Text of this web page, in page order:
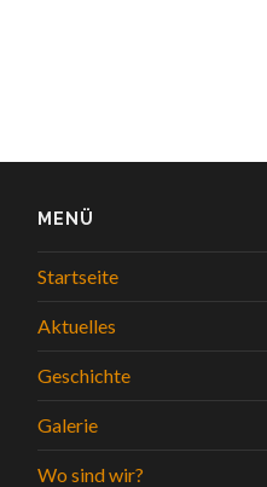
MENÜ
Startseite
Aktuelles
Geschichte
Galerie
Wo sind wir?